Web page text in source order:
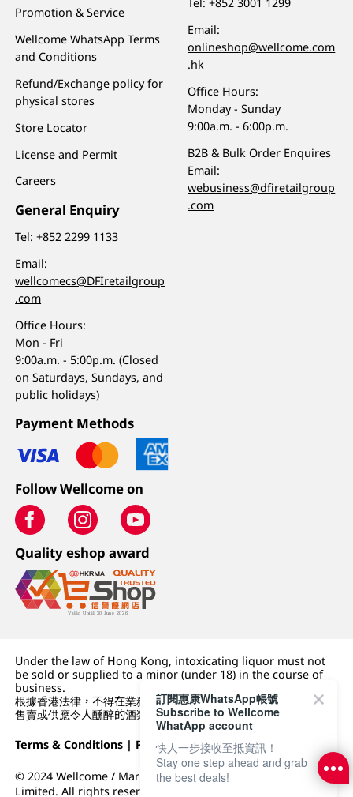
Promotion & Service
Wellcome WhatsApp Terms
and Conditions
Refund/Exchange policy for
physical stores
Store Locator
License and Permit
Careers
General Enquiry
Tel:+852 2299 1133
Email:
wellcomecs@DFIretailgroup
.com
Office Hours:
Mon - Fri
9:00a.m. - 5:00p.m. (Closed
on Saturdays, Sundays, and
public holidays)
Email:
onlineshop@wellcome.com
.hk
Office Hours:
Monday - Sunday
9:00a.m. - 6:00p.m.
B2B & Bulk Order Enquires
Email:
webusiness@dfiretailgroup
.com
Payment Methods
Follow Wellcome on
Quality eshop award
Under the law of Hong Kong, intoxicating liquor must not
be sold or supplied to a minor (under 18) in the course of
business.
根據香港法律，不得在業務過程中，向未成年人 (18 歲以下人士)
售賣或供應令人醺醉的酒類。
Terms & Conditions | Privacy Policy|DFI Retail Group
© 2024 Wellcome / Market Place. The Dairy Farm Company
Limited. All rights reserved.
訂閱惠康WhatsApp帳號
Subscribe to Wellcome
WhatApp account
快人一步接收至抵資訊！
Stay one step ahead and grab
the best deals!